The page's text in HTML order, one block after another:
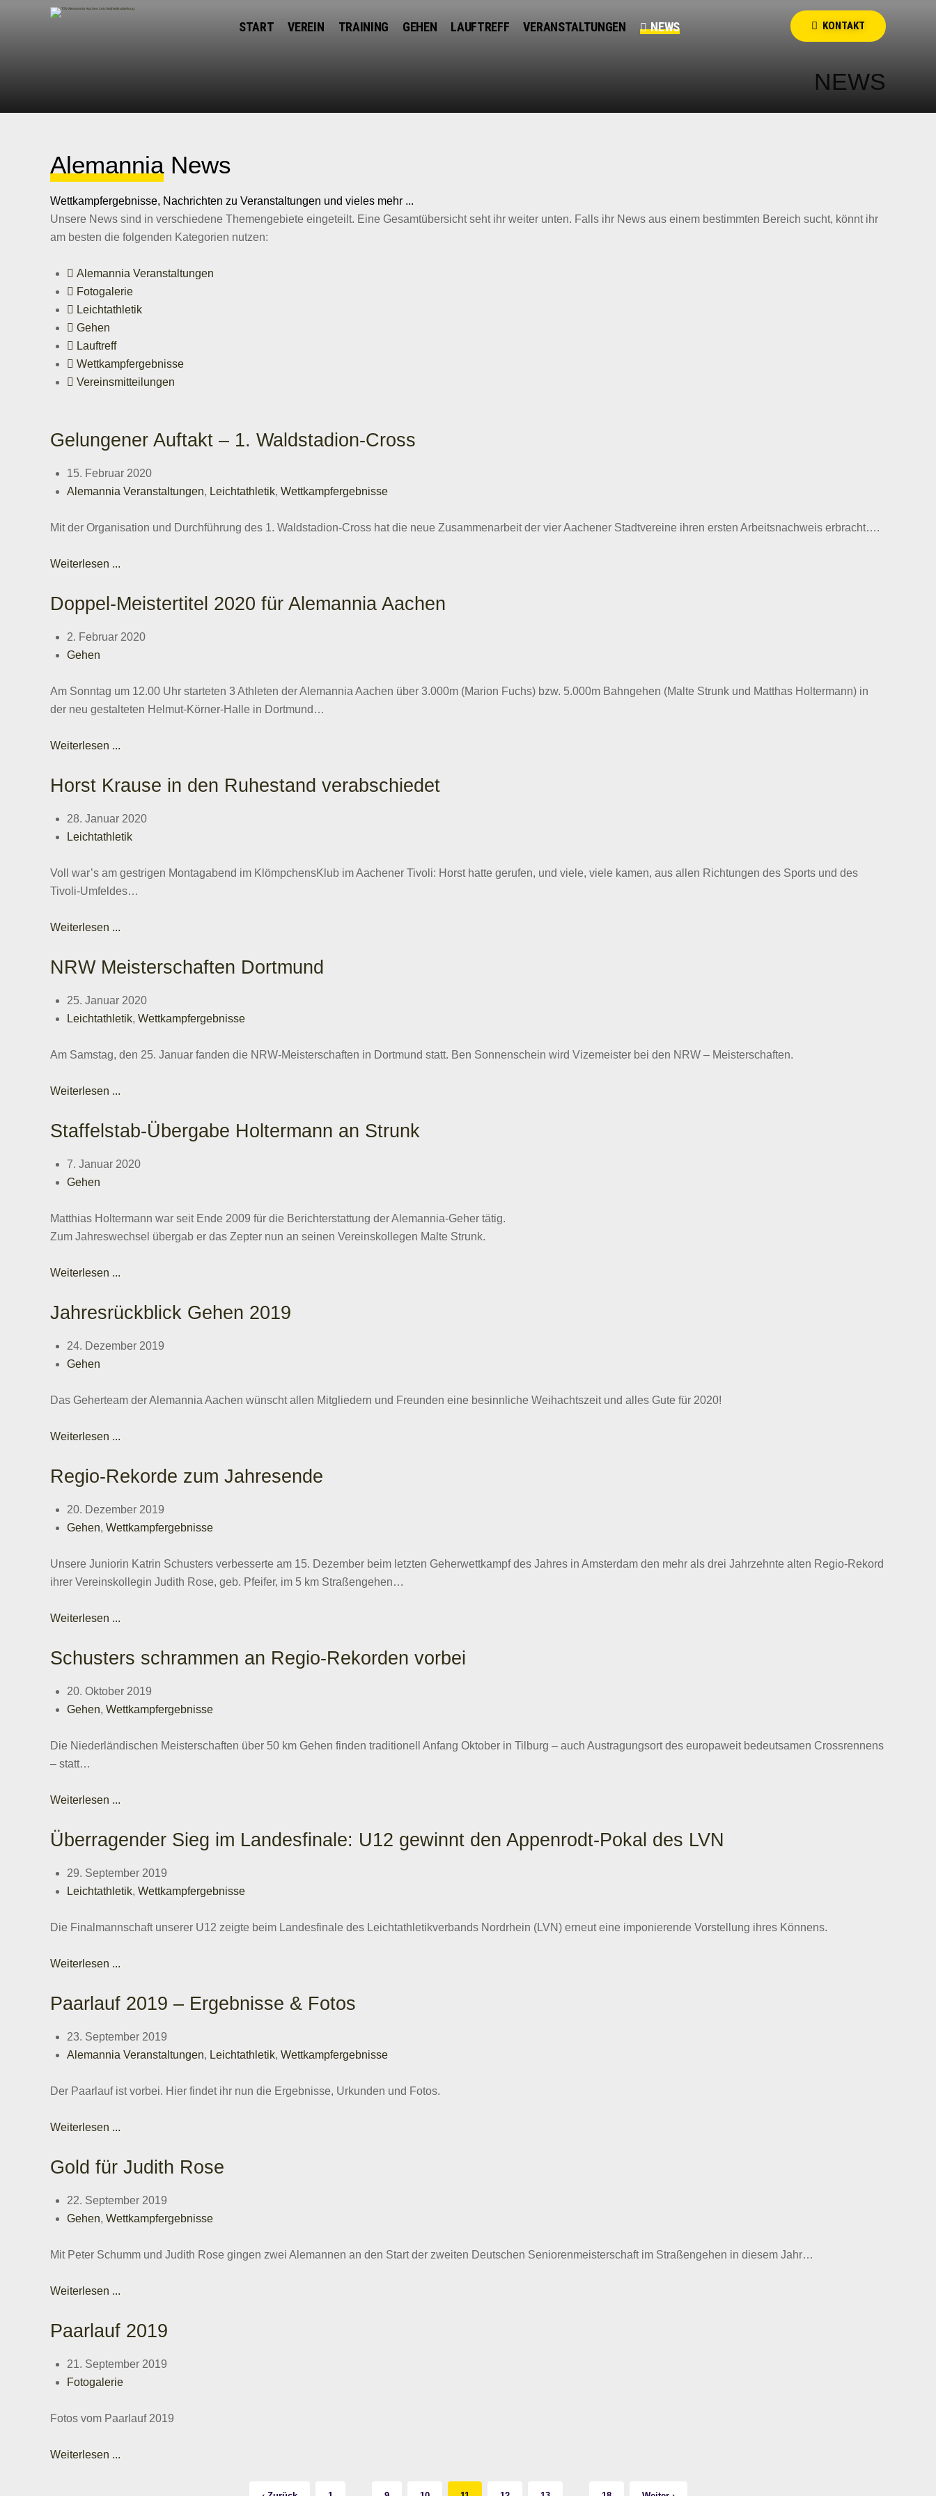
KONTAKT
START VEREIN TRAINING GEHEN LAUFTREFF VERANSTALTUNGEN NEWS
NEWS
AlemanniaNews
Wettkampfergebnisse, Nachrichten zu Veranstaltungen und vieles mehr ...
Unsere News sind in verschiedene Themengebiete eingeteilt. Eine Gesamtübersicht seht ihr weiter unten. Falls ihr News aus einem bestimmten Bereich sucht, könnt ihr
am besten die folgenden Kategorien nutzen:
Alemannia Veranstaltungen
Fotogalerie
Leichtathletik
Gehen
Lauftreff
Wettkampfergebnisse
Vereinsmitteilungen
Gelungener Auftakt – 1. Waldstadion-Cross
15. Februar 2020
Alemannia Veranstaltungen, Leichtathletik, Wettkampfergebnisse
Mit der Organisation und Durchführung des 1. Waldstadion-Cross hat die neue Zusammenarbeit der vier Aachener Stadtvereine ihren ersten Arbeitsnachweis erbracht….
Weiterlesen ...
Doppel-Meistertitel 2020 für Alemannia Aachen
2. Februar 2020
Gehen
Am Sonntag um 12.00 Uhr starteten 3 Athleten der Alemannia Aachen über 3.000m (Marion Fuchs) bzw. 5.000m Bahngehen (Malte Strunk und Matthas Holtermann) in
der neu gestalteten Helmut-Körner-Halle in Dortmund…
Weiterlesen ...
Horst Krause in den Ruhestand verabschiedet
28. Januar 2020
Leichtathletik
Voll war’s am gestrigen Montagabend im KlömpchensKlub im Aachener Tivoli: Horst hatte gerufen, und viele, viele kamen, aus allen Richtungen des Sports und des
Tivoli-Umfeldes…
Weiterlesen ...
NRW Meisterschaften Dortmund
25. Januar 2020
Leichtathletik, Wettkampfergebnisse
Am Samstag, den 25. Januar fanden die NRW-Meisterschaften in Dortmund statt. Ben Sonnenschein wird Vizemeister bei den NRW – Meisterschaften.
Weiterlesen ...
Staffelstab-Übergabe Holtermann an Strunk
7. Januar 2020
Gehen
Matthias Holtermann war seit Ende 2009 für die Berichterstattung der Alemannia-Geher tätig.
Zum Jahreswechsel übergab er das Zepter nun an seinen Vereinskollegen Malte Strunk.
Weiterlesen ...
Jahresrückblick Gehen 2019
24. Dezember 2019
Gehen
Das Geherteam der Alemannia Aachen wünscht allen Mitgliedern und Freunden eine besinnliche Weihachtszeit und alles Gute für 2020!
Weiterlesen ...
Regio-Rekorde zum Jahresende
20. Dezember 2019
Gehen, Wettkampfergebnisse
Unsere Juniorin Katrin Schusters verbesserte am 15. Dezember beim letzten Geherwettkampf des Jahres in Amsterdam den mehr als drei Jahrzehnte alten Regio-Rekord
ihrer Vereinskollegin Judith Rose, geb. Pfeifer, im 5 km Straßengehen…
Weiterlesen ...
Schusters schrammen an Regio-Rekorden vorbei
20. Oktober 2019
Gehen, Wettkampfergebnisse
Die Niederländischen Meisterschaften über 50 km Gehen finden traditionell Anfang Oktober in Tilburg – auch Austragungsort des europaweit bedeutsamen Crossrennens
– statt…
Weiterlesen ...
Überragender Sieg im Landesfinale: U12 gewinnt den Appenrodt-Pokal des LVN
29. September 2019
Leichtathletik, Wettkampfergebnisse
Die Finalmannschaft unserer U12 zeigte beim Landesfinale des Leichtathletikverbands Nordrhein (LVN) erneut eine imponierende Vorstellung ihres Könnens.
Weiterlesen ...
Paarlauf 2019 – Ergebnisse & Fotos
23. September 2019
Alemannia Veranstaltungen, Leichtathletik, Wettkampfergebnisse
Der Paarlauf ist vorbei. Hier findet ihr nun die Ergebnisse, Urkunden und Fotos.
Weiterlesen ...
Gold für Judith Rose
22. September 2019
Gehen, Wettkampfergebnisse
Mit Peter Schumm und Judith Rose gingen zwei Alemannen an den Start der zweiten Deutschen Seniorenmeisterschaft im Straßengehen in diesem Jahr…
Weiterlesen ...
Paarlauf 2019
21. September 2019
Fotogalerie
Fotos vom Paarlauf 2019
Weiterlesen ...